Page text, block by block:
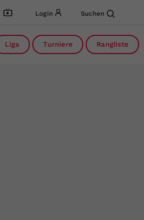
Login Suchen
Liga Turniere Rangliste